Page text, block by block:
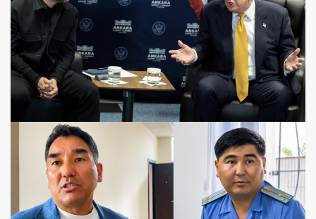
Ormuz dağdarısı jäne köppolyarlı älemniñ tuuı: «Qırği qabaq
soğıstan» da qauipti jaña teketires
1 ay bwrın
Aşıq sottağı «köleñke»: Almasbek Sadırbay isinde jauapsız
qalğan swraqtar köbeyip baradı
1 ay bwrın
Almasbek Sadırbay isi: Qonaev sotında BAQ-qa qoyılğan
şekteu küşinde qaldı
Almasbek Sadırbay isi: Aşıq sot pa, älde jabıq baqılau ma?
2 ay bwrın
Iran äskeri elitasınıñ joyıluı: soğıstıñ jaña kezeñi
5 ay bwrın